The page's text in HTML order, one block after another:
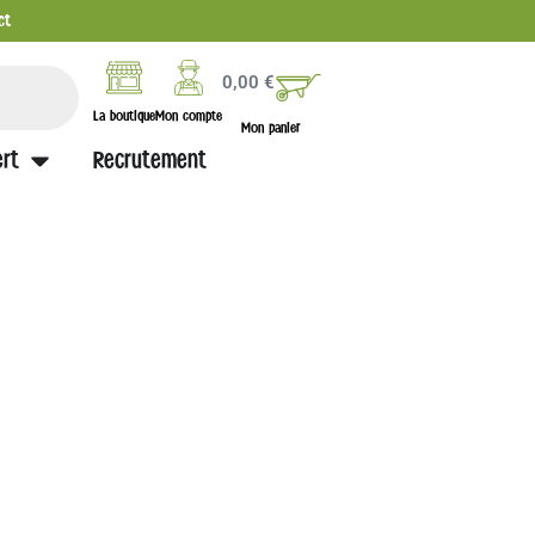
La boutiqueMon compte
0,00€
Mon panier
Recrutement